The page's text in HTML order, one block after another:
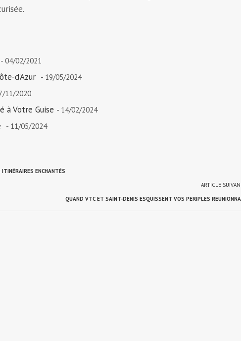
- 04/02/2021
d’Azur - 19/05/2024
11/2020
à Votre Guise - 14/02/2024
- 11/05/2024
ENCHANTÉS
ARTICLE
QUAND VTC ET SAINT-DENIS ESQUISSENT VOS PÉRIPLES